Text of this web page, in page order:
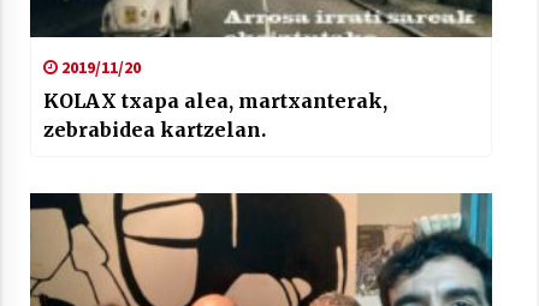
2019/11/20
KOLAX txapa alea, martxanterak,
zebrabidea kartzelan.